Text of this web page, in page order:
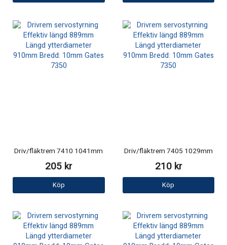
Driv/fläktrem 7410 1041mm
205 kr
Köp
Driv/fläktrem 7405 1029mm
210 kr
Köp